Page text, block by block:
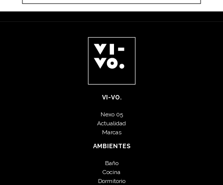
VI-VO.
Nexo 05
Actualidad
Marcas
AMBIENTES
Baño
Cocina
Dormitorio